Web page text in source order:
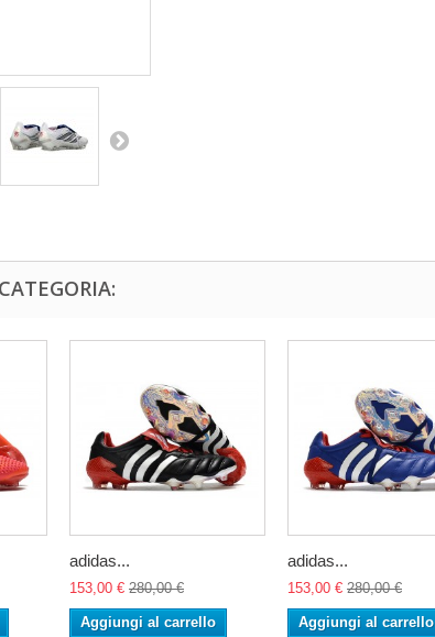
adidas...
153,00 € 280,00 €
Aggiungi al carrello
adidas...
153,00 € 280,00 €
Aggiungi al carrello